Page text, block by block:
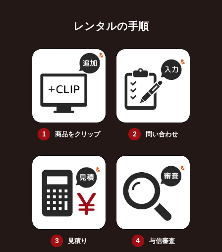
レンタルの手順
商品をクリップ 問い合わせ
見積り 与信審査